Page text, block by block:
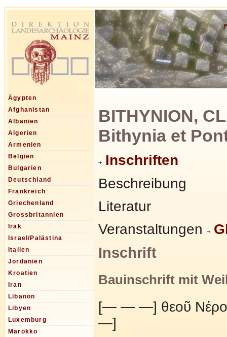
Ägypten
Afghanistan
Albanien
Algerien
Armenien
Belgien
Bulgarien
Deutschland
Frankreich
Griechenland
Grossbritannien
Irak
Israel/Palästina
Italien
Jordanien
Kroatien
Iran
Libanon
Libyen
Luxemburg
Marokko
BITHYNION,
Bithynia et
Inschriften
Beschreibung
Literatur
Veranstaltungen
Inschrift
Bauinschrift mit
[— — —] θεοῦ
—]